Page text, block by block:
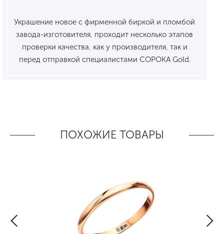
Украшение новое с фирменной биркой и пломбой
завода-изготовителя, проходит несколько этапов
проверки качества, как у производителя, так и
перед отправкой специалистами СОРОКА Gold.
ПОХОЖИЕ ТОВАРЫ